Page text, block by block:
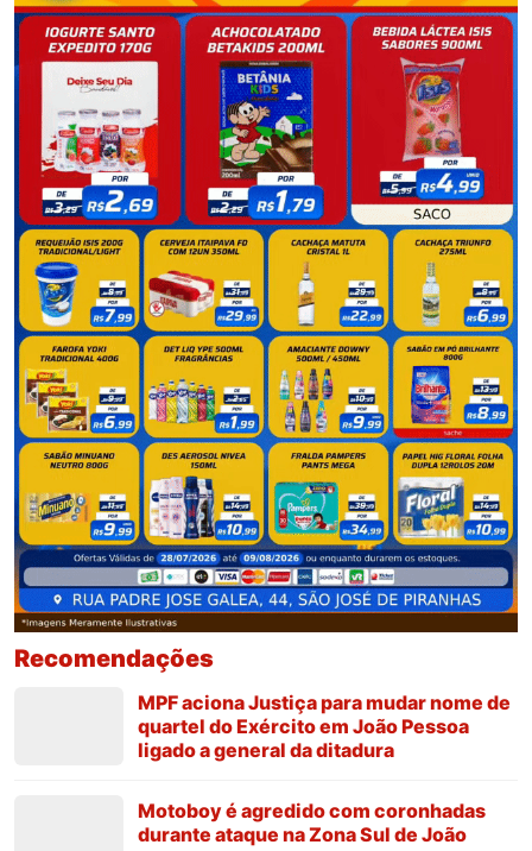
Recomendações
MPF aciona Justiça para mudar nome de
quartel do Exército em João Pessoa
ligado a general da ditadura
Motoboy é agredido com coronhadas
durante ataque na Zona Sul de João